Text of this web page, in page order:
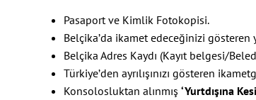
Pasaport ve Kimlik Fotokopisi.
Belçika’da ikamet edeceğinizi
Belçika Adres Kaydı (Kayıt belgesi/
Türkiye’den ayrılışınızı gösteren
Konsolosluktan alınmış ‘Yurtdışına